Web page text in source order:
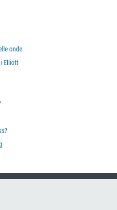
onde
Elliott